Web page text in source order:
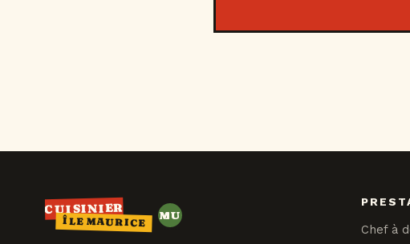
CUISINIER
ÎLE MAURICE MU
Chef à